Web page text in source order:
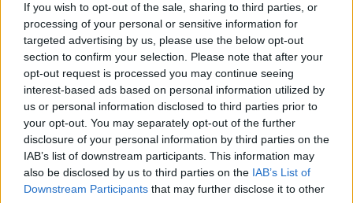
If you wish to opt-out of the sale, sharing to third parties, or
processing of your personal or sensitive information for
targeted advertising by us, please use the below opt-out
section to confirm your selection. Please note that after your
opt-out request is processed you may continue seeing
interest-based ads based on personal information utilized by
us or personal information disclosed to third parties prior to
your opt-out. You may separately opt-out of the further
disclosure of your personal information by third parties on the
IAB’s list of downstream participants. This information may
also be disclosed by us to third parties on the IAB’s List of
Downstream Participants that may further disclose it to other
ΣΤΗΝ ΙΔΙΑ ΚΑΤΗΓΟΡΙΑ
Βάλια Χατζηθεοδώρου: Μπικίνι
και βραδινές έξοδοι στη
Μύκονο – Οι φωτογραφίες της
ΣΉΜΕΡΑ
Η παρουσιάστρια μοιράστηκε στο
Instagram σειρά στιγμιότυπων από τις
καλοκαιρινές της διακοπές στο «νησί
των ανέμων».
Η Γαρυφαλλιά Καληφώνη στην